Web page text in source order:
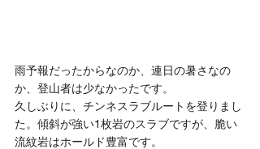
雨予報だったからなのか、連日の暑さなの
か、登山者は少なかったです。
久しぶりに、チンネスラブルートを登りまし
た。傾斜が強い1枚岩のスラブですが、脆い
流紋岩はホールド豊富です。